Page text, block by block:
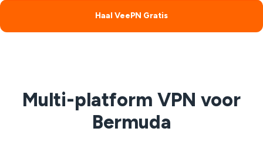
Haal VeePN Gratis
Multi-platform VPN voor
Bermuda